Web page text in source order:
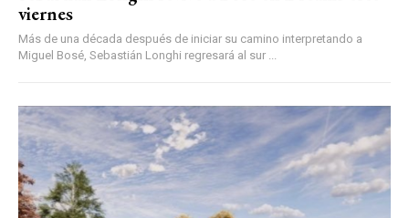
viernes
Más de una década después de iniciar su camino interpretando a
Miguel Bosé, Sebastián Longhi regresará al sur ...